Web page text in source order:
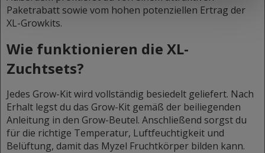
Paketrabatt sowie vom hohen potenziellen Ertrag der
XL-Growkits.
Wie funktionieren die XL-
Zuchtsets?
Jedes Grow-Kit wird vollständig besiedelt geliefert. Nach
Erhalt legst du das Grow-Kit gemäß der beiliegenden
Anleitung in den Grow-Beutel. Anschließend sorgst du
für die richtige Temperatur, Luftfeuchtigkeit und
Belüftung, damit das Myzel Fruchtkörper bilden kann.